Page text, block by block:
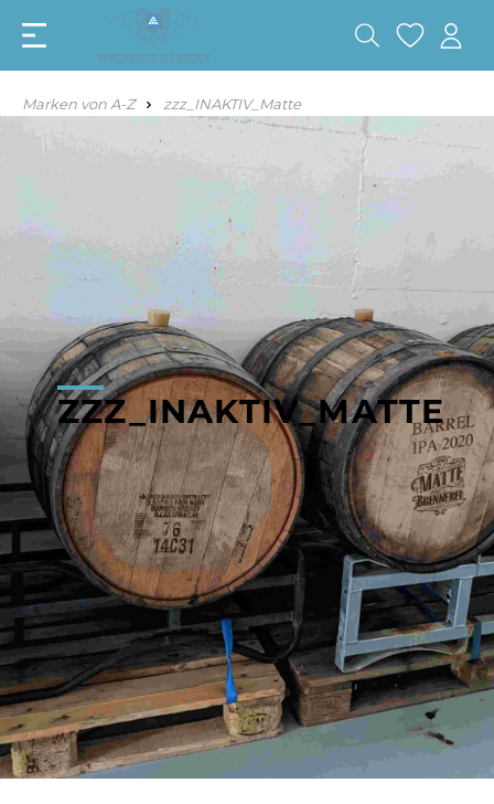
Marken von A-Z zzz_INAKTIV_Matte
ZZZ_INAKTIV_MATTE